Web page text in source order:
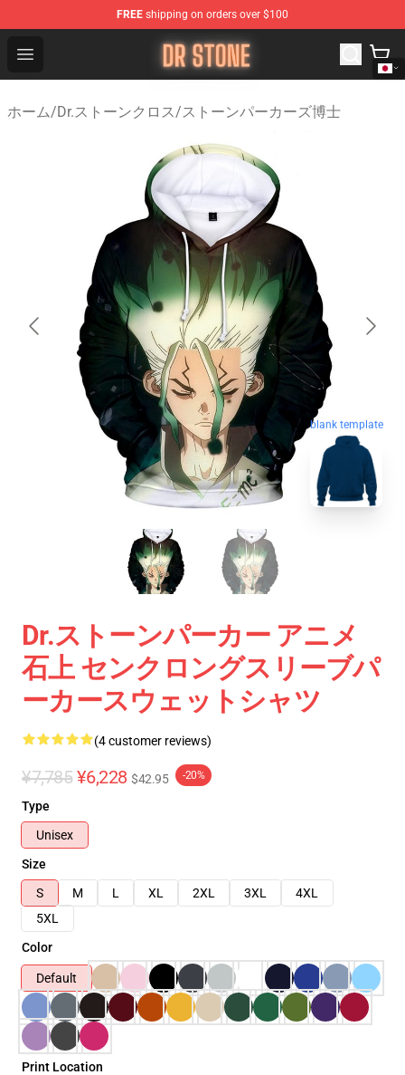
FREE shipping on orders over $100
Open menu
Dr Stone Store - Official Dr Stone Merchandise Shop
ホーム/Dr.ストーンクロス/ストーンパーカーズ博士
blank template
Dr.ストーンパーカー アニメ
石上 センクロングスリーブパ
ーカースウェットシャツ
(4 customer reviews)
¥7,785 ¥6,228 $42.95 -20%
Type
Unisex
Size
S
M L XL 2XL 3XL
4XL
5XL
Color
Default
Print Location